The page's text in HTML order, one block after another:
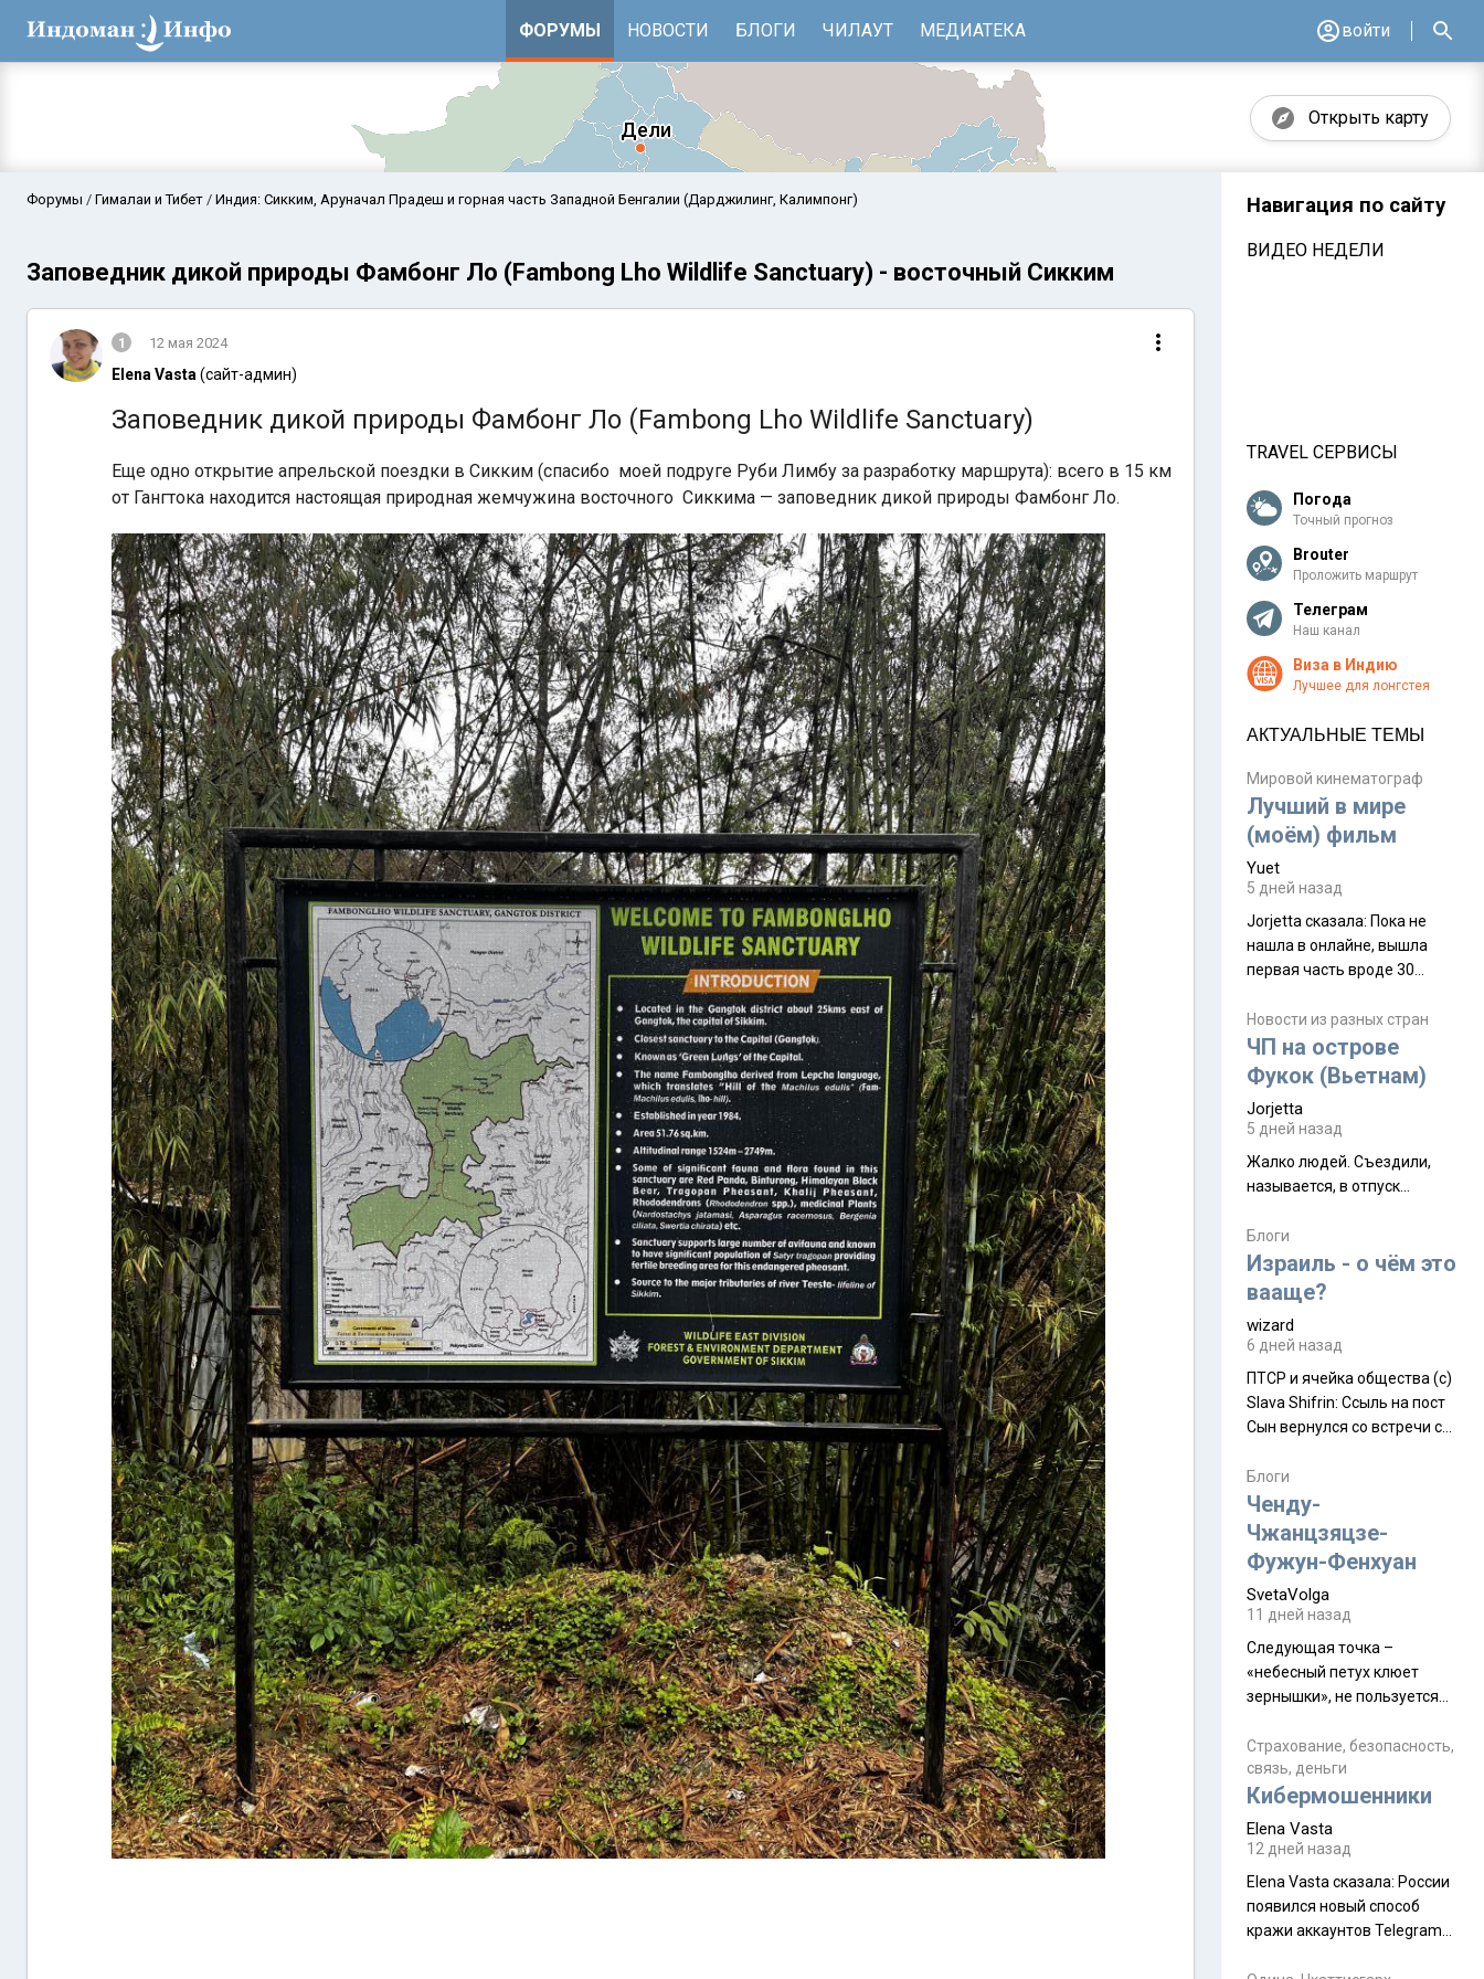
ФОРУМЫ НОВОСТИ БЛОГИ ЧИЛАУТ МЕДИАТЕКА войти
Открыть карту
Аравийское море Бенгальский залив
Индийский океан
Форумы Гималаи и Тибет Индия: Сикким, Аруначал Прадеш и горная часть Западной Бенгалии (Дарджилинг, Калимпонг)
Заповедник дикой природы Фамбонг Ло (Fambong Lho Wildlife Sanctuary) - восточный Сикким
1 12 мая 2024
Elena Vasta (сайт-админ)
Заповедник дикой природы Фамбонг Ло (Fambong Lho Wildlife Sanctuary)
Еще одно открытие апрельской поездки в Сикким (спасибо моей подруге Руби Лимбу за разработку маршрута): всего в 15 км
от Гангтока находится настоящая природная жемчужина восточного Сиккима — заповедник дикой природы Фамбонг Ло.
Навигация по сайту
ВИДЕО НЕДЕЛИ
TRAVEL СЕРВИСЫ
Погода
Точный прогноз
Brouter
Проложить маршрут
Телеграм
Наш канал
Виза в Индию
Лучшее для лонгстея
АКТУАЛЬНЫЕ ТЕМЫ
Мировой кинематограф
Лучший в мире
(моём) фильм
Yuet
5 дней назад
Jorjetta сказалa: Пока не
нашла в онлайне, вышла
первая часть вроде 30
Дивали 8 ноября.
Новости из разных стран
ЧП на острове
Фукок (Вьетнам)
Jorjetta
5 дней назад
Жалко людей. Съездили,
называется, в отпуск...
Блоги
Израиль - о чём это
вааще?
wizard
6 дней назад
ПТСР и ячейка общества (с)
Slava Shifrin: Ссыль на пост
Сын вернулся со встречи с
уже, как демобилизовались,
а продолжают встречаться
почти каждую неделю) и с
порога сообщил: "Эйтан
разводится!" Эйтан -
мальчик из религиозной
семьи, из тех, кого называют
"вязаные кипы". С 2022-го
Блоги
Ченду-
Чжанцзяцзе-
Фужун-Фенхуан
SvetaVolga
11 дней назад
Следующая точка –
«небесный петух клюет
зернышки», не пользуется
заслужено, и чтобы попасть
на начало тропы показали
водителю карту, иначе
Пошли туда, потому что я
отзывов. По мне – сплошная
физуха, долгий спуск, потом
подъем по этому же пути.
Страхование, безопасность,
связь, деньги
Кибермошенники
Elena Vasta
12 дней назад
Elena Vasta сказалa: России
появился новый способ
кражи аккаунтов Telegram